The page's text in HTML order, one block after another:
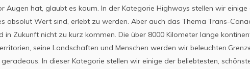
Augen hat, glaubt es kaum. In der Kategorie Highways stellen wir einige
absolut Wert sind, erlebt zu werden. Aber auch das Thema Trans-
Zukunft nicht zu kurz kommen. Die über 8000 Kilometer lange
seine Landschaften und Menschen werden wir
In dieser Kategorie stellen wir einige der beliebtesten,